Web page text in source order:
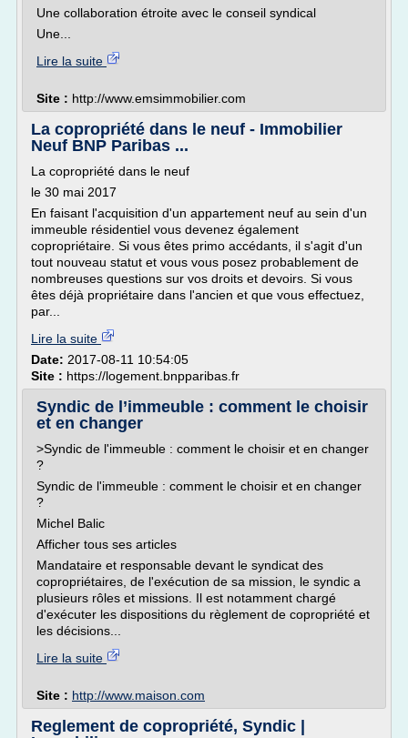
Une collaboration étroite avec le conseil syndical
Une...
Lire la suite
Site : http://www.emsimmobilier.com
La copropriété dans le neuf - Immobilier
Neuf BNP Paribas ...
La copropriété dans le neuf
le 30 mai 2017
En faisant l'acquisition d'un appartement neuf au sein d'un
immeuble résidentiel vous devenez également
copropriétaire. Si vous êtes primo accédants, il s'agit d'un
tout nouveau statut et vous vous posez probablement de
nombreuses questions sur vos droits et devoirs. Si vous
êtes déjà propriétaire dans l'ancien et que vous effectuez,
par...
Lire la suite
Date: 2017-08-11 10:54:05
Site : https://logement.bnpparibas.fr
Syndic de l’immeuble : comment le choisir
et en changer
>Syndic de l'immeuble : comment le choisir et en changer
?
Syndic de l'immeuble : comment le choisir et en changer
?
Michel Balic
Afficher tous ses articles
Mandataire et responsable devant le syndicat des
copropriétaires, de l'exécution de sa mission, le syndic a
plusieurs rôles et missions. Il est notamment chargé
d'exécuter les dispositions du règlement de copropriété et
les décisions...
Lire la suite
Site : http://www.maison.com
Reglement de copropriété, Syndic |